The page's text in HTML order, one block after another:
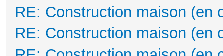
RE: Construction maison (en
RE: Construction maison (en